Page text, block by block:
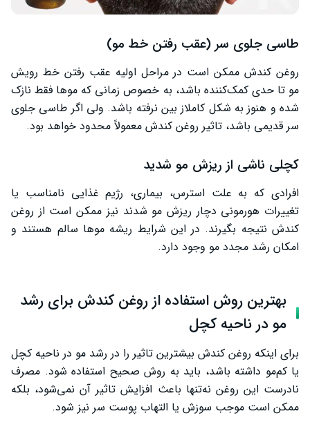
طاسی جلوی سر (عقب رفتن خط مو)
روغن کندش ممکن است در مراحل اولیه عقب رفتن خط رویش
مو تا حدی کمک‌کننده باشد، به خصوص زمانی که موها فقط نازک
شده و هنوز به شکل کاملاز بین نرفته باشد. ولی اگر طاسی جلوی
سر قدیمی باشد، تاثیر روغن کندش معمولاً محدود خواهد بود.
کچلی ناشی از ریزش مو شدید
افرادی که به علت استرس، بیماری، رژیم غذایی نامناسب یا
تغییرات هورمونی دچار ریزش مو شدند نیز ممکن است از روغن
کندش نتیجه بگیرند. در این شرایط ریشه موها سالم هستند و
امکان رشد مجدد مو وجود دارد.
بهترین روش استفاده از روغن کندش برای رشد
مو در ناحیه کچل
برای اینکه روغن کندش بیشترین تاثیر را در رشد مو در ناحیه کچل
یا کم‌مو داشته باشد، باید به روش صحیح استفاده شود. مصرف
نادرست این روغن نه‌تنها باعث افزایش تاثیر آن نمی‌شود، بلکه
ممکن است موجب سوزش یا التهاب پوست سر نیز شود.